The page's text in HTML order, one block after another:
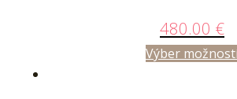
480.00 €
Výber